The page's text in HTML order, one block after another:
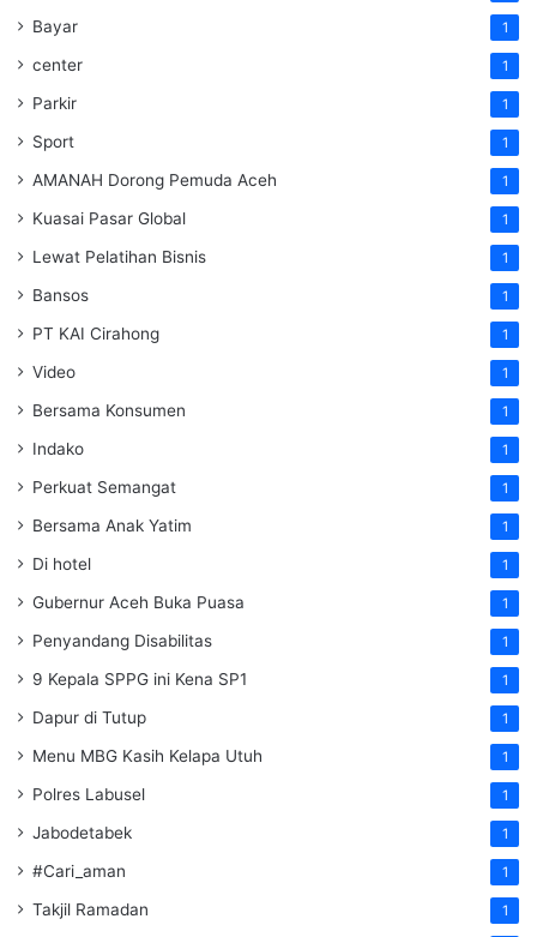
Bayar 1
center 1
Parkir 1
Sport 1
AMANAH Dorong Pemuda Aceh 1
Kuasai Pasar Global 1
Lewat Pelatihan Bisnis 1
Bansos 1
PT KAI Cirahong 1
Video 1
Bersama Konsumen 1
Indako 1
Perkuat Semangat 1
Bersama Anak Yatim 1
Di hotel 1
Gubernur Aceh Buka Puasa 1
Penyandang Disabilitas 1
9 Kepala SPPG ini Kena SP1 1
Dapur di Tutup 1
Menu MBG Kasih Kelapa Utuh 1
Polres Labusel 1
Jabodetabek 1
#Cari_aman 1
Takjil Ramadan 1